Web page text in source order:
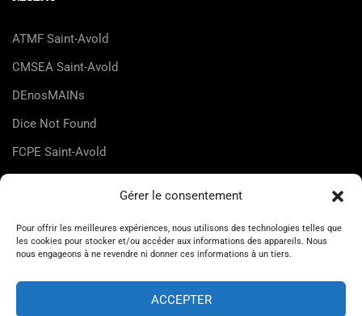
Gérer le consentement
Pour offrir les meilleures expériences, nous utilisons des technologies telles que
les cookies pour stocker et/ou accéder aux informations des appareils. Nous
nous engageons à ne revendre ni donner ces informations à un tiers.
ACCEPTER
ATMF Saint-Avold
CMSEA Saint-Avold
DEnosMAINs
Dice Not Found
FCPE Saint-Avold
UDMJC Moselle
© Maison des Jeunes et de la Culture de Saint-Avold 2026